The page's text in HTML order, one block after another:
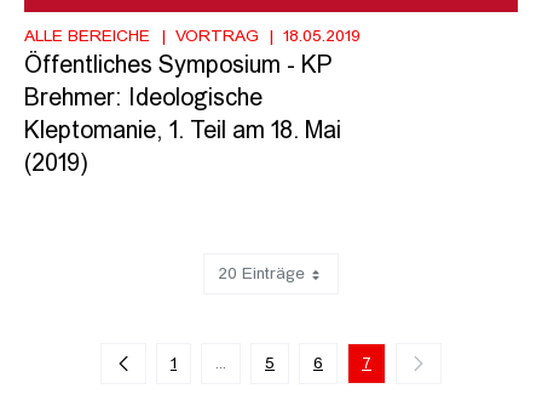
ALLE BEREICHE VORTRAG 18.05.2019
Öffentliches Symposium - KP
Brehmer: Ideologische
Kleptomanie, 1. Teil am 18. Mai
(2019)
20 Einträge
1 ...Zwischenseiten Navigieren mit TAB-Taste.
5 6 7